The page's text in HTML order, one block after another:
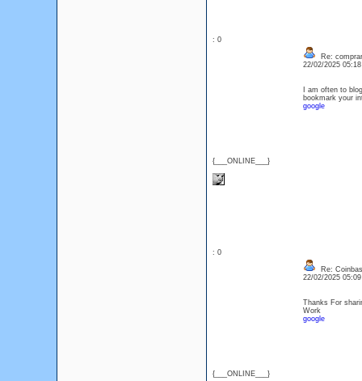
: 0
{___ONLINE___}
Re:
22/02/2025
I am often to
bookmark your
google
: 0
{___ONLINE___}
Re:
22/02/2025
Thanks For
Work
google